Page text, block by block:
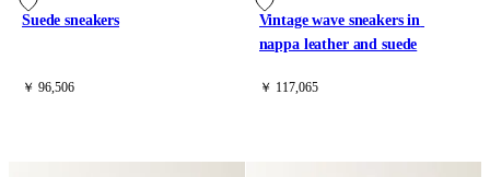
Suede sneakers
￥ 96,506
Vintage wave sneakers in
nappa leather and suede
￥ 117,065